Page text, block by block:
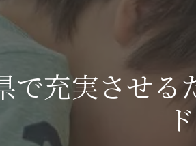
で充実させる
ド